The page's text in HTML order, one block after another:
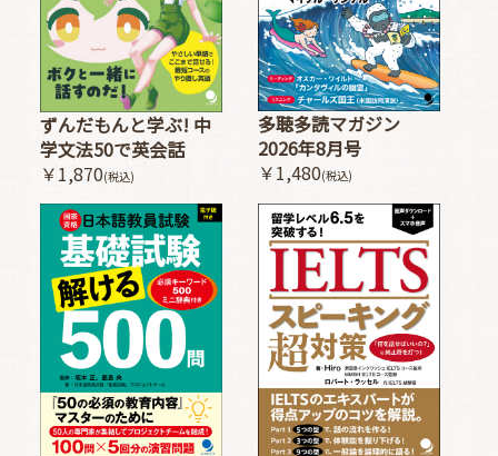
ずんだもんと学ぶ! 中
学文法50で英会話
￥1,870(税込)
多聴多読マガジン
2026年8月号
￥1,480(税込)